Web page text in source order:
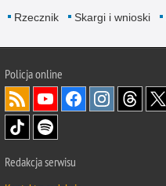
Rzecznik Skargi i wnioski
Policjaonline
Redakcja serwisu